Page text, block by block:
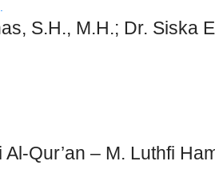
S.H., M.H.; Dr. Siska
Qur’an – M. Luthfi